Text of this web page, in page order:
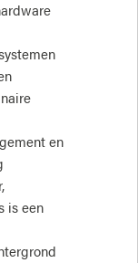
en
is een